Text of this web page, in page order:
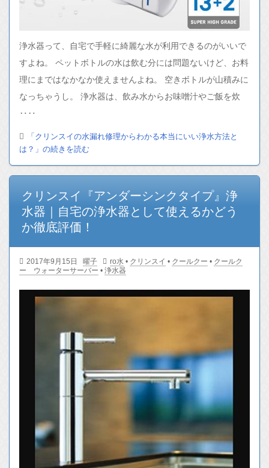
浄水器って、自宅で手軽に綺麗な水が利用できるのがいいで
すよね。 ペットボトルの水は飲む分には問題ないけど、お料
理にまではなかなか使えませんよね。 空きボトルが山積みに
なっちゃうし。 浄水器は、飲み水からお味噌汁やご飯を炊
‥‥
「クリンスイの水漏れ修理からわかる本当にいい浄水方法と
は？」の続きを読む
クリンスイ『アンダーシンクタイプ』浄
水器｜自宅の浄水器として使えるかどう
か徹底評価！
2017年9月15日 曜子 ro水 • クリンスイ • クールクー • クールク
ー ウォーターサーバー • 浄水器